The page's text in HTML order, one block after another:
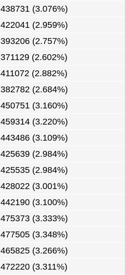
438731 (3.076%)
422041 (2.959%)
393206 (2.757%)
371129 (2.602%)
411072 (2.882%)
382782 (2.684%)
450751 (3.160%)
459314 (3.220%)
443486 (3.109%)
425639 (2.984%)
425535 (2.984%)
428022 (3.001%)
442190 (3.100%)
475373 (3.333%)
477505 (3.348%)
465825 (3.266%)
472220 (3.311%)